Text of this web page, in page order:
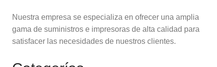
Nuestra empresa se especializa en ofrecer una amplia
gama de suministros e impresoras de alta calidad para
satisfacer las necesidades de nuestros clientes.